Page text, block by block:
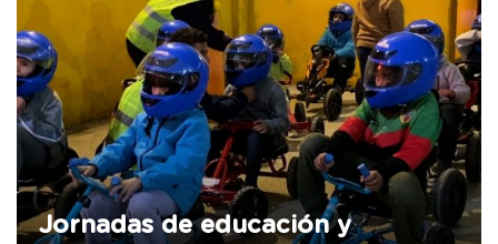
Jornadas de educación y